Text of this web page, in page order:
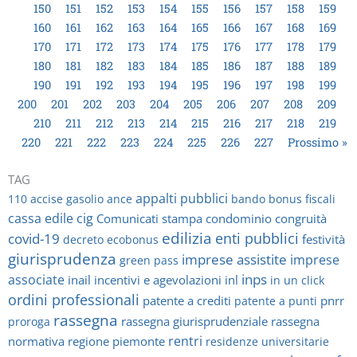
150
151 152 153 154 155 156 157 158
159
160
161 162 163 164 165 166 167 168
169
170
171 172 173 174 175 176 177 178
179
180
181 182 183 184 185 186 187 188
189
190
191 192 193 194 195 196 197 198
199
200
201 202 203 204 205 206 207 208
209
210
211 212 213 214 215 216 217 218
219
220
221 222 223 224 225 226 227 Prossimo »
TAG
110 accise gasolio ance appalti pubblici bando bonus fiscali
cassa edile cig Comunicati stampa condominio congruità
covid-19 decreto ecobonus edilizia enti pubblici festività
giurisprudenza green pass imprese assistite imprese
associate inail incentivi e agevolazioni inl inps in un click
ordini professionali patente a crediti patente a punti pnrr
proroga rassegna rassegna giurisprudenziale rassegna
normativa regione piemonte rentri residenze universitarie